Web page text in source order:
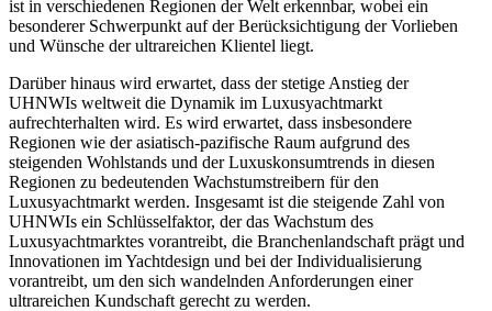
ist in verschiedenen Regionen der Welt erkennbar, wobei ein
besonderer Schwerpunkt auf der Berücksichtigung der Vorlieben
und Wünsche der ultrareichen Klientel liegt.
Darüber hinaus wird erwartet, dass der stetige Anstieg der
UHNWIs weltweit die Dynamik im Luxusyachtmarkt
aufrechterhalten wird. Es wird erwartet, dass insbesondere
Regionen wie der asiatisch-pazifische Raum aufgrund des
steigenden Wohlstands und der Luxuskonsumtrends in diesen
Regionen zu bedeutenden Wachstumstreibern für den
Luxusyachtmarkt werden. Insgesamt ist die steigende Zahl von
UHNWIs ein Schlüsselfaktor, der das Wachstum des
Luxusyachtmarktes vorantreibt, die Branchenlandschaft prägt und
Innovationen im Yachtdesign und bei der Individualisierung
vorantreibt, um den sich wandelnden Anforderungen einer
ultrareichen Kundschaft gerecht zu werden.